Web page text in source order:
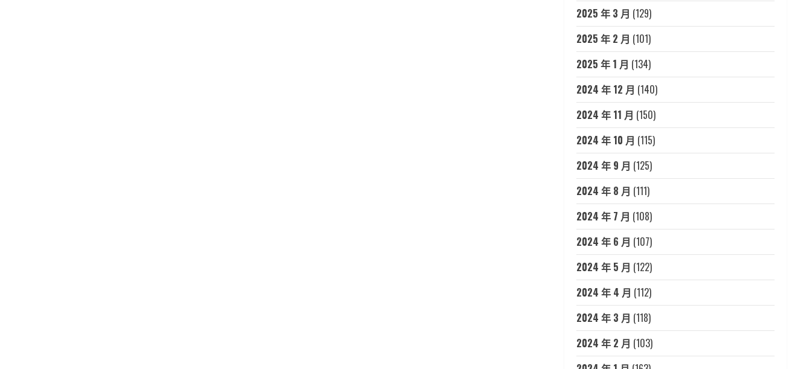
2025 年 3 月 (129)
2025 年 2 月 (101)
2025 年 1 月 (134)
2024 年 12 月 (140)
2024 年 11 月 (150)
2024 年 10 月 (115)
2024 年 9 月 (125)
2024 年 8 月 (111)
2024 年 7 月 (108)
2024 年 6 月 (107)
2024 年 5 月 (122)
2024 年 4 月 (112)
2024 年 3 月 (118)
2024 年 2 月 (103)